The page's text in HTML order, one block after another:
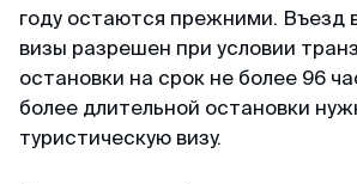
Telegram-канал
@MyVisaWorld
Китай
Таиланд
Блог
ВКонтакте
126+ отзывов
Светлана
Отзыв с Яндекса · 2025
Япония
Тайвань
Индонезия
году остаются прежними. Въезд
визы разрешен при условии
остановки на срок не более 96
более длительной остановки
туристическую визу.